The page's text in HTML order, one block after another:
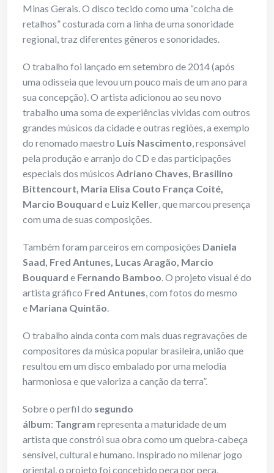
Minas Gerais. O disco tecido como uma “colcha de
retalhos” costurada com a linha de uma sonoridade
regional, traz diferentes gêneros e sonoridades.
O trabalho foi lançado em setembro de 2014 (após
uma odisseia que levou um pouco mais de um ano para
sua concepção). O artista adicionou ao seu novo
trabalho uma soma de experiências vividas com outros
grandes músicos da cidade e outras regiões, a exemplo
do renomado maestro Luís Nascimento, responsável
pela produção e arranjo do CD e das participações
especiais dos músicos Adriano Chaves, Brasilino
Bittencourt, Maria Elisa Couto França Coité,
Marcio Bouquard e Luiz Keller, que marcou presença
com uma de suas composições.
Também foram parceiros em composições Daniela
Saad, Fred Antunes, Lucas Aragão, Marcio
Bouquard e Fernando Bamboo. O projeto visual é do
artista gráfico Fred Antunes, com fotos do mesmo
e Mariana Quintão.
O trabalho ainda conta com mais duas regravações de
compositores da música popular brasileira, união que
resultou em um disco embalado por uma melodia
harmoniosa e que valoriza a canção da terra”.
Sobre o perfil do segundo
álbum: Tangram representa a maturidade de um
artista que constrói sua obra como um quebra-cabeça
sensível, cultural e humano. Inspirado no milenar jogo
oriental, o projeto foi concebido peça por peça,